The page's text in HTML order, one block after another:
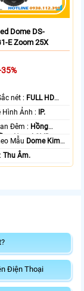
Dome DS-
E Zoom 25X
nét : FULL HD
⚛️ Công Nghệ Hình Ảnh :
IP.
🔴 Giám sát Ban Đêm : Hồng
Ngoại SMD.
Mẫu Dome Kim
️🔔 Khả Năng :Thu Âm.
Điện Thoại